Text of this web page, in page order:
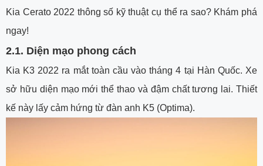
Kia Cerato 2022 thông số kỹ thuật cụ thể ra sao? Khám phá
ngay!
2.1. Diện mạo phong cách
Kia K3 2022 ra mắt toàn cầu vào tháng 4 tại Hàn Quốc. Xe
sở hữu diện mạo mới thể thao và đậm chất tương lai. Thiết
kế này lấy cảm hứng từ đàn anh K5 (Optima).